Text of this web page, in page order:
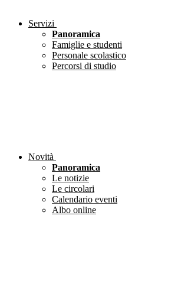
Servizi
Panoramica
Famiglie e studenti
Personale scolastico
Percorsi di studio
Novità
Panoramica
Le notizie
Le circolari
Calendario eventi
Albo online